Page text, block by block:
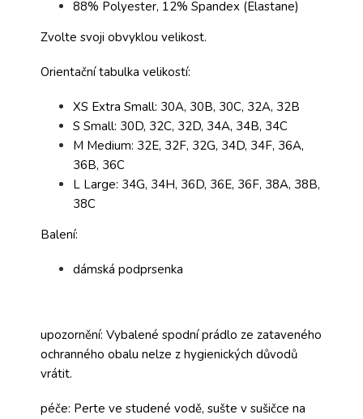
88% Polyester, 12% Spandex (Elastane)
Zvolte svoji obvyklou velikost.
Orientační tabulka velikostí:
XS Extra Small: 30A, 30B, 30C, 32A, 32B
S Small: 30D, 32C, 32D, 34A, 34B, 34C
M Medium: 32E, 32F, 32G, 34D, 34F, 36A,
36B, 36C
L Large: 34G, 34H, 36D, 36E, 36F, 38A, 38B,
38C
Balení:
dámská podprsenka
upozornění: Vybalené spodní prádlo ze zataveného
ochranného obalu nelze z hygienických důvodů
vrátit.
péče: Perte ve studené vodě, sušte v sušičce na